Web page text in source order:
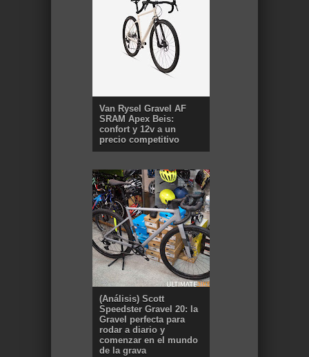
Van Rysel Gravel AF
SRAM Apex Beis:
confort y 12v a un
precio competitivo
(Análisis) Scott
Speedster Gravel 20: la
Gravel perfecta para
rodar a diario y
comenzar en el mundo
de la grava